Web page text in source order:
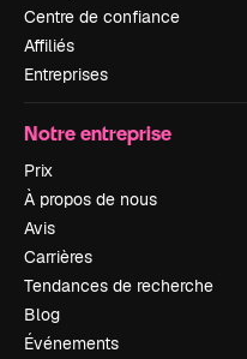
Centre de confiance
Affiliés
Entreprises
Notre entreprise
Prix
À propos de nous
Avis
Carrières
Tendances de recherche
Blog
Événements